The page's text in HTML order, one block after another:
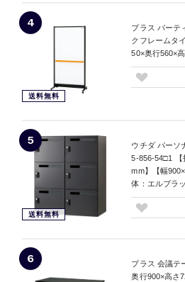
4
送料無料
プラス パーテ
クフレームタ
50×奥行560×
5
送料無料
ウチダ パーソ
5-856-54□1 【
mm】【幅
体：エルブラ
6
プラス 会議テ
奥行900×高さ